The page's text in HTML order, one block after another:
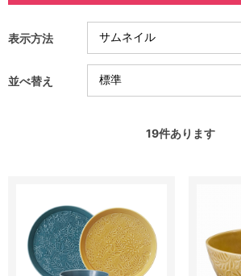
表示方法
並べ替え
19件あります